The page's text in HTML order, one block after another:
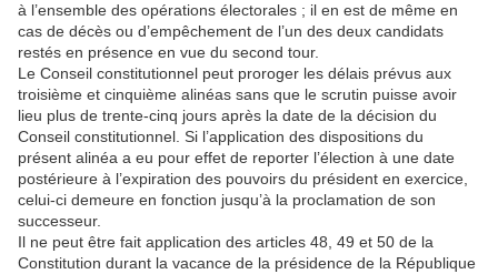
à l’ensemble des opérations électorales ; il en est de même en
cas de décès ou d’empêchement de l’un des deux candidats
restés en présence en vue du second tour.
Le Conseil constitutionnel peut proroger les délais prévus aux
troisième et cinquième alinéas sans que le scrutin puisse avoir
lieu plus de trente-cinq jours après la date de la décision du
Conseil constitutionnel. Si l’application des dispositions du
présent alinéa a eu pour effet de reporter l’élection à une date
postérieure à l’expiration des pouvoirs du président en exercice,
celui-ci demeure en fonction jusqu’à la proclamation de son
successeur.
Il ne peut être fait application des articles 48, 49 et 50 de la
Constitution durant la vacance de la présidence de la République